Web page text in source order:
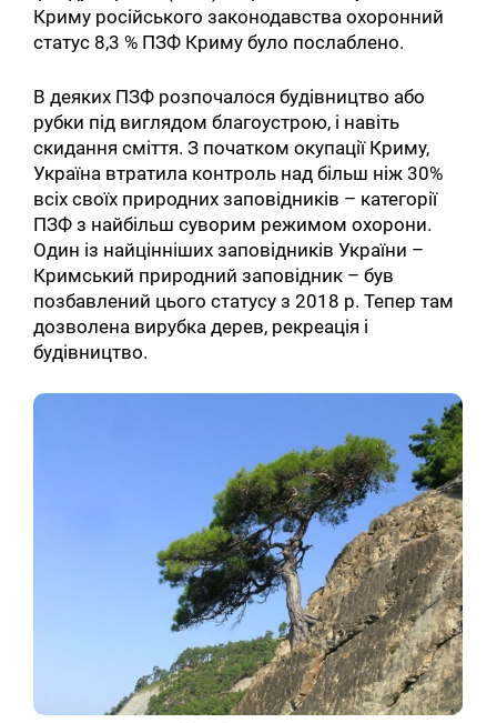
Криму російського законодавства охоронний
статус 8,3 % ПЗФ Криму було послаблено.
В деяких ПЗФ розпочалося будівництво або
рубки під виглядом благоустрою, і навіть
скидання сміття. З початком окупації Криму,
Україна втратила контроль над більш ніж 30%
всіх своїх природних заповідників – категорії
ПЗФ з найбільш суворим режимом охорони.
Один із найцінніших заповідників України –
Кримський природний заповідник – був
позбавлений цього статусу з 2018 р. Тепер там
дозволена вирубка дерев, рекреація і
будівництво.